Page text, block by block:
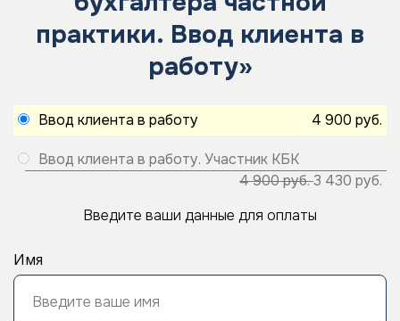
практики. Ввод клиента в
работу»
Ввод клиента в работу 4 900 руб.
Ввод клиента в работу. Участник КБК
4 900 руб.3 430 руб.
Введите ваши данные для оплаты
Имя